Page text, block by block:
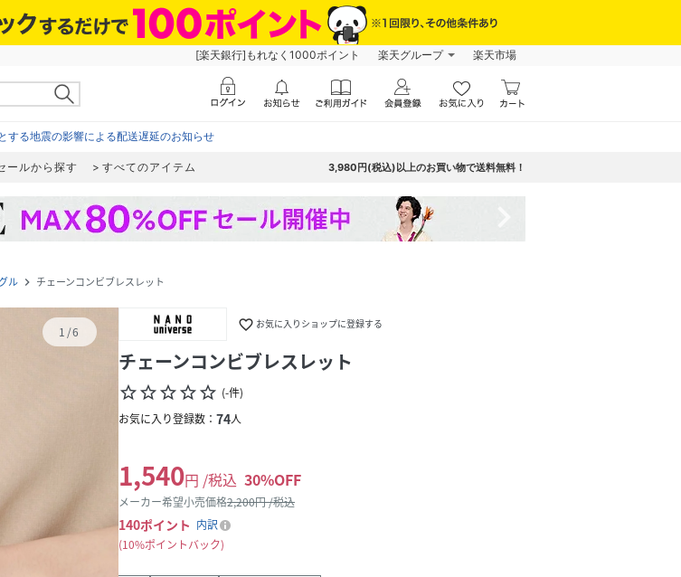
[楽天銀行]もれなく1000ポイント 楽天グループ 楽天市場
する地震の影響による配送遅延のお知らせ
ールから探す すべてのアイテム 3,980円(税込)以上のお買い物で送料無料！
ル navigate_next チェーンコンビブレスレット
1 /6 favorite_border お気に入りショップに登録する
チェーンコンビブレスレット
star_borderstar_borderstar_borderstar_borderstar_border (-件)
お気に入り登録数： 74人
1,540円 /税込 30%OFF
メーカー希望小売価格2,200円 /税込
140ポイント 内訳
10%ポイントバック